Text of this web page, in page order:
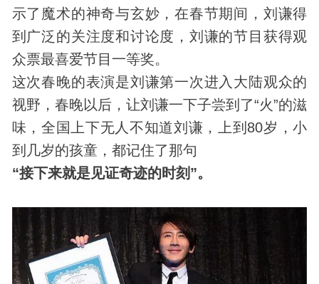
示了魔术的神奇与玄妙，在春节期间，刘谦得
到广泛的关注度和讨论度，刘谦的节目获得观
众票最喜爱节目一等奖。
这次春晚的表演是刘谦第一次进入大陆观众的
视野，春晚以后，让刘谦一下子尝到了“火”的滋
味，全国上下无人不知道刘谦，上到80岁，小
到几岁的孩童，都记住了那句
“接下来就是见证奇迹的时刻”。